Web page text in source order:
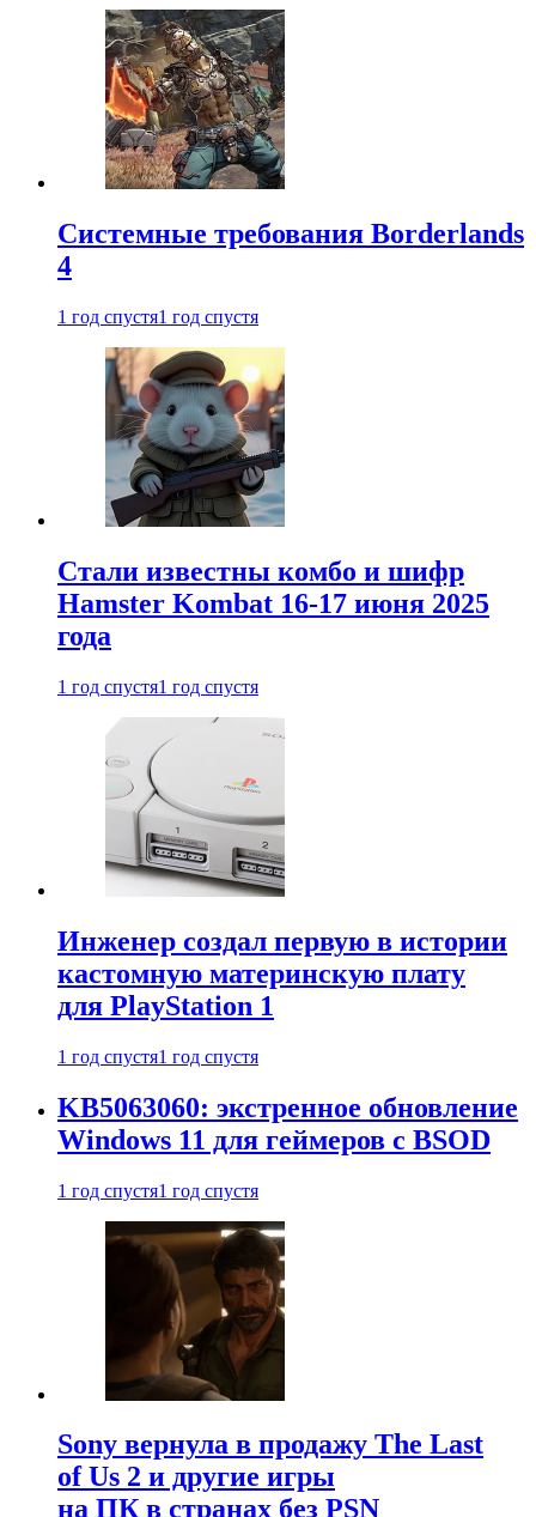
Системные требования Borderlands
4
1 год спустя1 год спустя
Стали известны комбо и шифр
Hamster Kombat 16-17 июня 2025
года
1 год спустя1 год спустя
Инженер создал первую в истории
кастомную материнскую плату
для PlayStation 1
1 год спустя1 год спустя
KB5063060: экстренное обновление
Windows 11 для геймеров с BSOD
1 год спустя1 год спустя
Sony вернула в продажу The Last
of Us 2 и другие игры
на ПК в странах без PSN